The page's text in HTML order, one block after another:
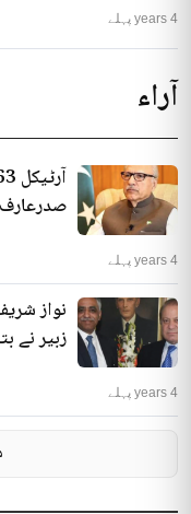
4 years پہلے
آراء
4 years پہلے
نواز
زبیر نے
4 years پہلے